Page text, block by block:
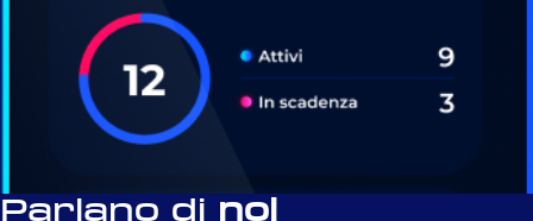
Parlano di noi